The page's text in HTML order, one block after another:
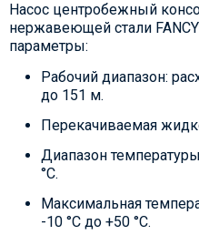
Насос центробежный
нержавеющей стали
параметры:
Рабочий диапазон:
до 151 м.
Перекачиваемая
Диапазон
°C.
Максимальная
-10 °C до +50 °C.